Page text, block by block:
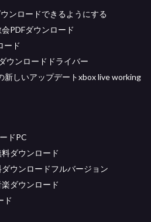
ンロードできるようにする
PDFダウンロード
ード
ウンロードドライバー
しいアップデートxbox live working
ドPC
ダウンロード
ウンロードフルバージョン
ダウンロード
ド